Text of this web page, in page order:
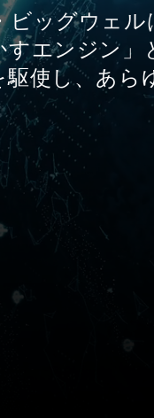
ビッグウェル
すエンジン」
使し、あら